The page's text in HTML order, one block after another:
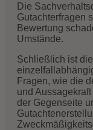
Die
Gutachterfragen
Bewertung
Umstände.
Schließlich ist
Fragen, wie die
und
der Gegenseite